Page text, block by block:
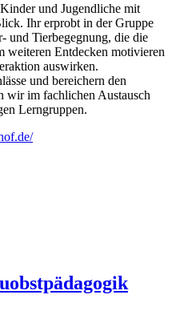
und Jugendliche mit
Ihr erprobt in der Gruppe
und Tierbegegnung, die die
weiteren Entdecken motivieren
auswirken.
und bereichern den
wir im fachlichen Austausch
Lerngruppen.